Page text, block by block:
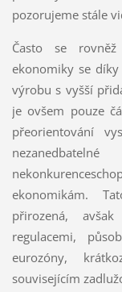
pozorujeme stále
Často se
ekonomiky se
výrobu s vyšší
je ovšem pouze
přeorientování
ekonomikám.
přirozená,
regulacemi,
eurozóny,
souvisejícím